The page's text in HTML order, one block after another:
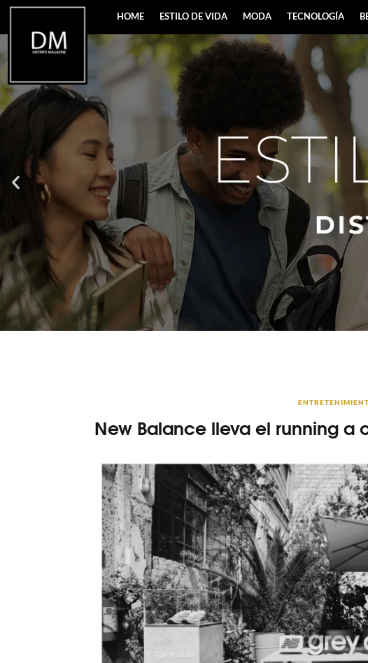
HOME ESTILO DE VIDA MODA TECNOLOGÍA
New Balance lleva el running a